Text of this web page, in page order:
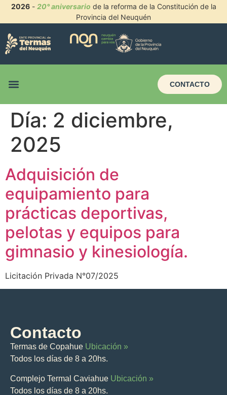
2026- 20° aniversario de la reforma de la Constitución de la
Provincia del Neuquén
CONTACTO
Día: 2 diciembre,
2025
Adquisición de
equipamiento para
prácticas deportivas,
pelotas y equipos para
gimnasio y kinesiología.
Licitación Privada N°07/2025
Contacto
Termas de Copahue Ubicación »
Todos los días de 8 a 20hs.
Complejo Termal Caviahue Ubicación »
Todos los días de 8 a 20hs.